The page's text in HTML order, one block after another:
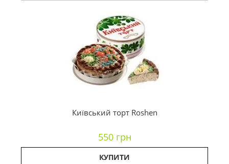
Київський торт Roshen
550 грн
КУПИТИ